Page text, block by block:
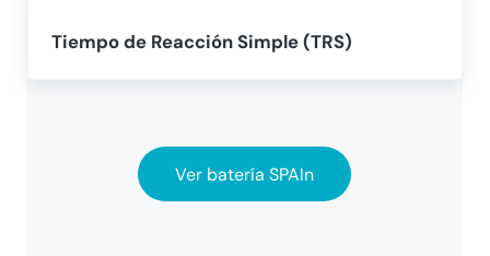
Tiempo de Reacción Simple (TRS)
Ver batería SPAIn